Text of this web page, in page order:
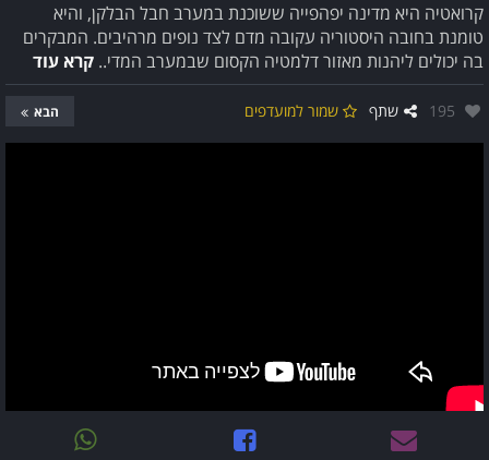
קרואטיה היא מדינה יפהפייה ששוכנת במערב חבל הבלקן, והיא
טומנת בחובה היסטוריה עקובה מדם לצד נופים מרהיבים. המבקרים
בה יכולים ליהנות מאזור דלמטיה הקסום שבמערב המדי.. קרא עוד
אהבו:
195 שתף שמור למועדפים הבא